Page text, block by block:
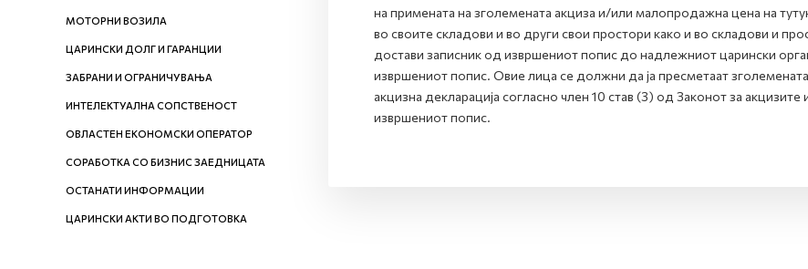
МОТОРНИ ВОЗИЛА
ЦАРИНСКИ ДОЛГ И ГАРАНЦИИ
ЗАБРАНИ И ОГРАНИЧУВАЊА
ИНТЕЛЕКТУАЛНА СОПСТВЕНОСТ
ОВЛАСТЕН ЕКОНОМСКИ ОПЕРАТОР
СОРАБОТКА СО БИЗНИС ЗАЕДНИЦАТА
ОСТАНАТИ ИНФОРМАЦИИ
ЦАРИНСКИ АКТИ ВО ПОДГОТОВКА
на примената на зголемената акциза и/или малопродажна цена на
во своите складови и во други свои простори како и во складови и
достави записник од извршениот попис до надлежниот царински
извршениот попис. Овие лица се должни да ја пресметаат
акцизна декларација согласно член 10 став (3) од Законот за
извршениот попис.